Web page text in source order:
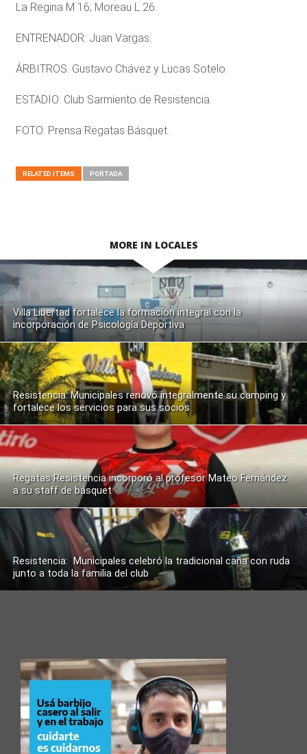
La Regina M 16; Moreau L 26.
ENTRENADOR: Juan Vargas.
ÁRBITROS: Gustavo Chávez y Lucas Sotelo.
ESTADIO: Club Sarmiento de Resistencia.
FOTO: Prensa Regatas Básquet.
RELATED ITEMS PORTADA
MORE IN LOCALES
Villa Libertad fortalece la formación integral con la
incorporación de Psicología Deportiva
Resistencia: Municipales renovó integralmente su camping y
fortalece los servicios para sus socios
Regatas Resistencia incorporó al profesor Mateo Fernández
a su staff de básquet
Resistencia: Municipales celebró la tradicional caña con ruda
junto a toda la familia del club